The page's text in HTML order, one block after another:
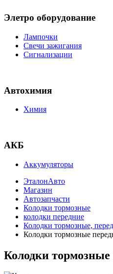
Элетро оборудование
Лампочки
Свечи зажигания
Сигнализации
Автохимия
Химия
АКБ
Аккумуляторы
ЭталонАвто
Магазин
Автозапчасти
Колодки тормозные
колодки передние
Колодки тормозные,
Колодки тормозные
Колодки тормозные